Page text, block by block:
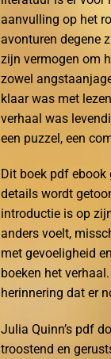
aanvulling op het
avonturen degene
zijn vermogen om
zowel
klaar was met
verhaal was
een puzzel, een
Dit boek pdf
details wordt
introductie is op
anders voelt,
met gevoeligheid
boeken het
herinnering dat er
Julia Quinn’s pdf
troostend en